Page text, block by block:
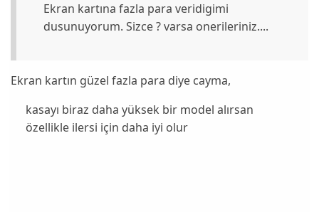
Ekran kartına fazla para veridigimi
dusunuyorum. Sizce ? varsa onerileriniz....
Ekran kartın güzel fazla para diye cayma,
kasayı biraz daha yüksek bir model alırsan
özellikle ilersi için daha iyi olur